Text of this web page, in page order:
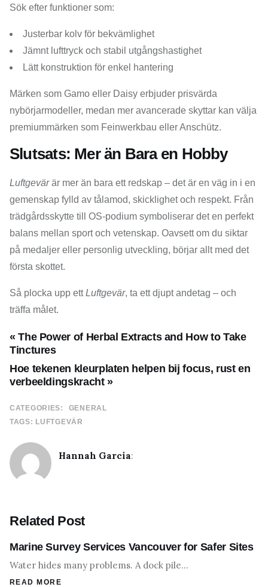
Sök efter funktioner som:
Justerbar kolv för bekvämlighet
Jämnt lufttryck och stabil utgångshastighet
Lätt konstruktion för enkel hantering
Märken som Gamo eller Daisy erbjuder prisvärda
nybörjarmodeller, medan mer avancerade skyttar kan välja
premiummärken som Feinwerkbau eller Anschütz.
Slutsats: Mer än Bara en Hobby
Luftgevärär mer än bara ett redskap – det är en väg in i en
gemenskap fylld av tålamod, skicklighet och respekt. Från
trädgårdsskytte till OS-podium symboliserar det en perfekt
balans mellan sport och vetenskap. Oavsett om du siktar
på medaljer eller personlig utveckling, börjar allt med det
första skottet.
Så plocka upp ettLuftgevär, ta ett djupt andetag – och
träffa målet.
Hoe tekenen kleurplaten helpen bij focus, rust en
verbeeldingskracht »
« The Power of Herbal Extracts and How to Take
Tinctures
CATEGORIES:
GENERAL
TAGS: LUFTGEVÄR
Hannah Garcia:
Related Post
Marine Survey Services Vancouver for Safer Sites
Water hides many problems. A dock pile…
READ MORE